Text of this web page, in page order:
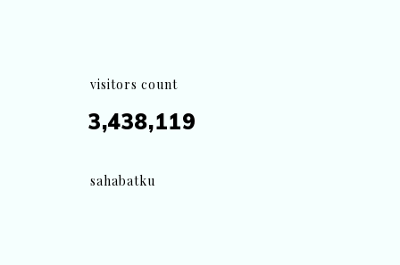
visitors count
3,438,119
sahabatku